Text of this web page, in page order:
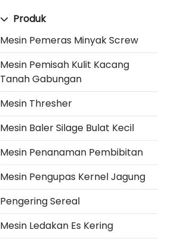
Produk
Mesin Pemeras Minyak Screw
Mesin Pemisah Kulit Kacang
Tanah Gabungan
Mesin Thresher
Mesin Baler Silage Bulat Kecil
Mesin Penanaman Pembibitan
Mesin Pengupas Kernel Jagung
Pengering Sereal
Mesin Ledakan Es Kering